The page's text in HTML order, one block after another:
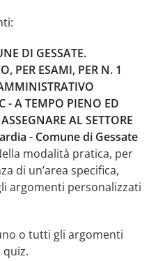
DI GESSATE.
PER ESAMI, PER N. 1
- A TEMPO PIENO ED
AL SETTORE
- Comune di Gessate
modalità pratica, per
di un’area specifica,
argomenti personalizzati
o tutti gli argomenti